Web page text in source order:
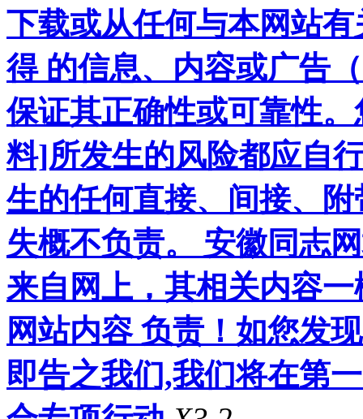
下载或从任何与本网站
得 的信息、内容或广告
保证其正确性或可靠性
料]所发生的风险都应自
生的任何直接、间接、
失概不负责。 安徽同志
来自网上，其相关内容
网站内容 负责！如您发
即告之我们,我们将在第